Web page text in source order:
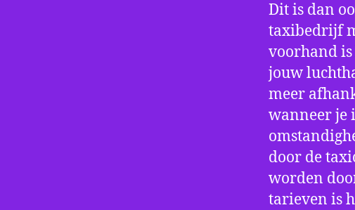
Dit is dan
taxibedrijf
voorhand
jouw
meer
wanneer je
door de
worden
tarieven is